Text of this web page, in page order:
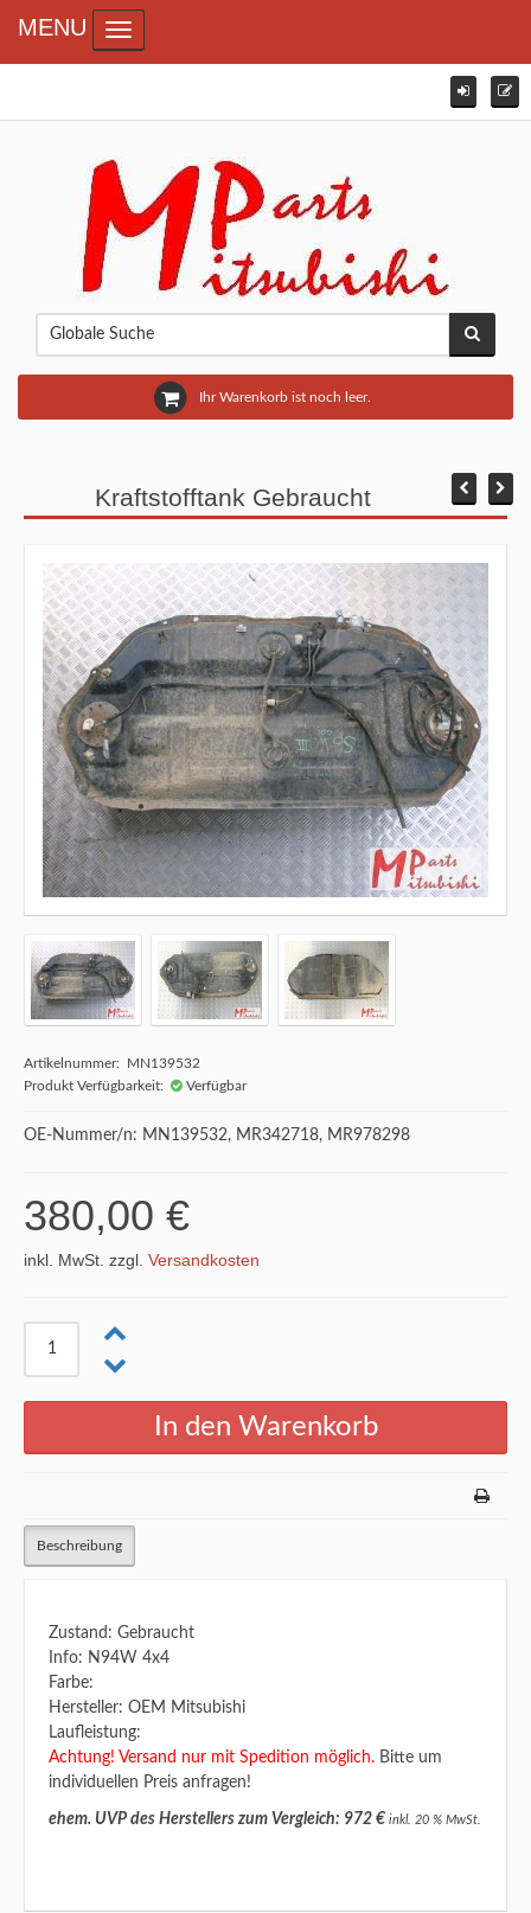
Ihr Warenkorb ist noch leer.
MENU Toggle navigation
Kraftstofftank Gebraucht
Artikelnummer: MN139532
Produkt Verfügbarkeit:
Verfügbar
OE-Nummer/n: MN139532, MR342718, MR978298
380,00 €
inkl. MwSt. zzgl. Versandkosten
Beschreibung
Zustand: Gebraucht
Info: N94W 4x4
Farbe:
Hersteller: OEM Mitsubishi
Laufleistung:
Achtung! Versand nur mit Spedition möglich. Bitte um
individuellen Preis anfragen!
ehem. UVP des Herstellers zum Vergleich: 972 € inkl. 20 % MwSt.